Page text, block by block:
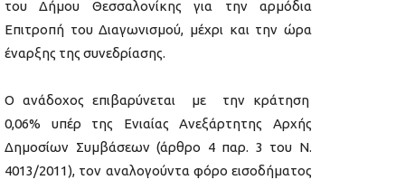
του Δήμου Θεσσαλονίκης για την αρμόδια
Επιτροπή του Διαγωνισμού, μέχρι και την ώρα
έναρξης της συνεδρίασης.
Ο ανάδοχος επιβαρύνεται με την κράτηση
0,06% υπέρ της Ενιαίας Ανεξάρτητης Αρχής
Δημοσίων Συμβάσεων (άρθρο 4 παρ. 3 του Ν.
4013/2011), τον αναλογούντα φόρο εισοδήματος